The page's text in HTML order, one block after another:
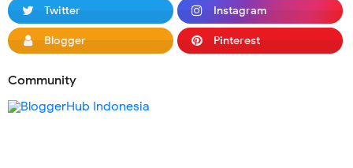
Twitter Instagram
Blogger Pinterest
Community